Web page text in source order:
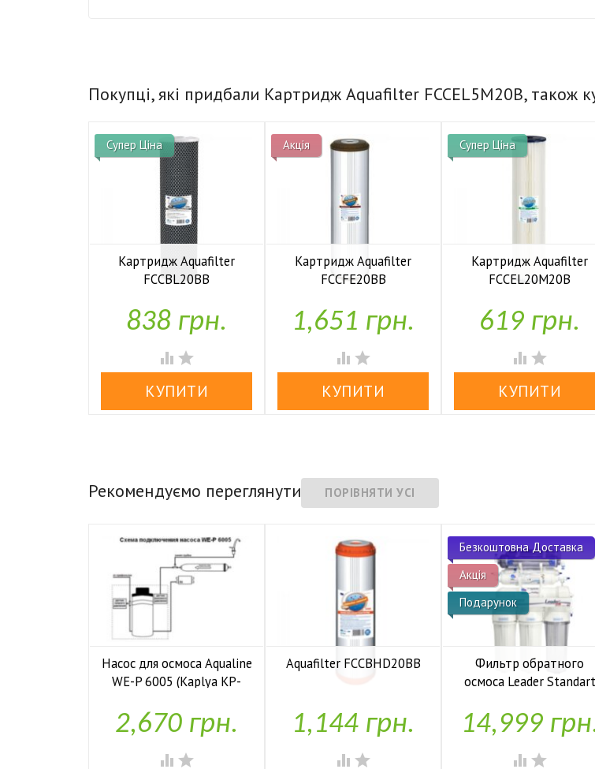
Покупці, які придбали Картридж Aquafilter FCCEL5M20B, також
Супер Ціна
Картридж Aquafilter
FCCBL20BB
У наявності
838 грн.
 
Акція
Картридж Aquafilter
FCCFE20BB
 У наявності
1,651 грн.
 
Супер Ціна
Картридж Aquafilter
FCCEL20M20B
У наявності
619 грн.
 
Рекомендуємо переглянути
Насос для осмоса Aqualine
WE-P 6005 (Kaplya KP-
 У наявності
2,670 грн.
 
Aquafilter FCCBHD20BB
1,144 грн.
 
Безкоштовна Доставка
Акція
Подарунок
Фильтр обратного
осмоса Leader Standart
У наявності
14,999
 